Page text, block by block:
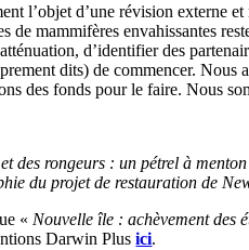
l’objet d’une révision externe
de mammifères envahissantes
d’identifier des
dits) de commencer. Nous
des fonds pour le faire. Nous
des rongeurs : un pétrel à
du projet de restauration de
«Nouvelle île : achèvement des
Darwin Plusici.